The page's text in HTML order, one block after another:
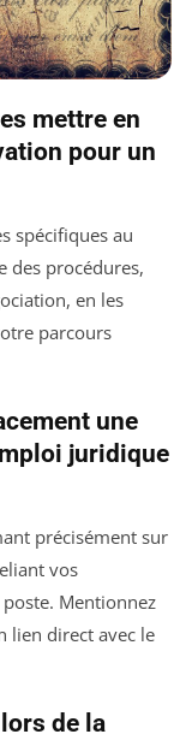
mettre en
pour un
spécifiques au
des procédures,
en les
parcours
une
juridique
précisément sur
vos
Mentionnez
lien direct avec le
de la